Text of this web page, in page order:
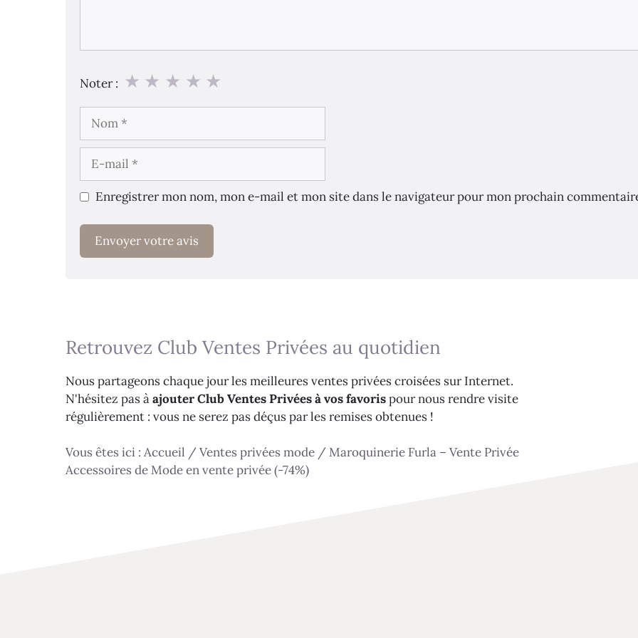
Noter : ★
★
★
★
★
mail
Enregistrer mon nom, mon e-mail et mon site dans le navigateur pour mon prochain
Retrouvez Club Ventes Privées au quotidien
Nous partageons chaque jour les meilleures ventes privées croisées sur Internet.
N'hésitez pas àajouter Club Ventes Privées à vos favorispour nous rendre visite
régulièrement : vous ne serez pas déçus par les remises obtenues !
Vous êtes ici : Accueil / Ventes privées mode / Maroquinerie Furla – Vente Privée
Accessoires de Mode en vente privée (-74%)